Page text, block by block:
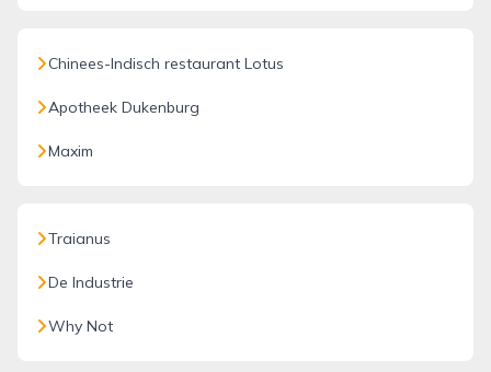
Chinees-Indisch restaurant Lotus
Apotheek Dukenburg
Maxim
Traianus
De Industrie
Why Not